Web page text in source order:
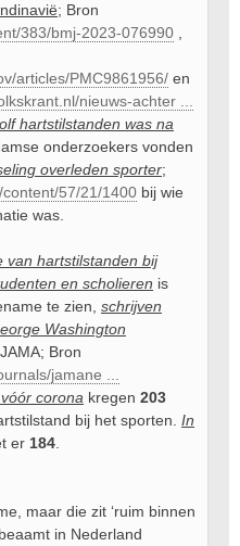
; Bron
383/bmj-2023-076990
articles/PMC9861956/ en
nieuws-achter ...
hartstilstanden was na
onderzoekers vonden
overleden sporter;
57/21/1400 bij wie
was.
van hartstilstanden bij
en scholieren is
te zien, schrijven
Washington
Bron
jamane ...
corona kregen 203
bij het sporten. In
er 184
maar die zit ‘ruim binnen
in Nederland